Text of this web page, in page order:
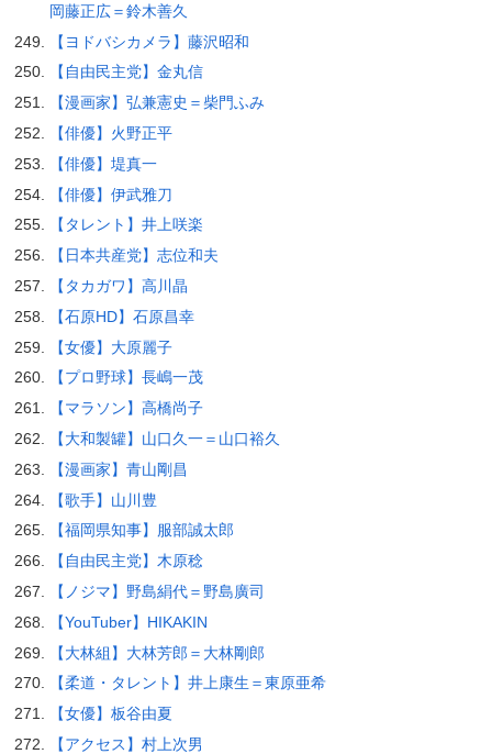
岡藤正広＝鈴木善久
【ヨドバシカメラ】藤沢昭和
【自由民主党】金丸信
【漫画家】弘兼憲史＝柴門ふみ
【俳優】火野正平
【俳優】堤真一
【俳優】伊武雅刀
【タレント】井上咲楽
【日本共産党】志位和夫
【タカガワ】高川晶
【石原HD】石原昌幸
【女優】大原麗子
【プロ野球】長嶋一茂
【マラソン】高橋尚子
【大和製罐】山口久一＝山口裕久
【漫画家】青山剛昌
【歌手】山川豊
【福岡県知事】服部誠太郎
【自由民主党】木原稔
【ノジマ】野島絹代＝野島廣司
【YouTuber】HIKAKIN
【大林組】大林芳郎＝大林剛郎
【柔道・タレント】井上康生＝東原亜希
【女優】板谷由夏
【アクセス】村上次男